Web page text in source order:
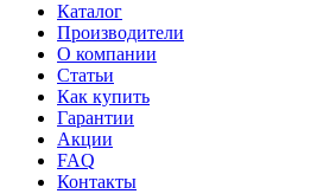
Каталог
Производители
О компании
Статьи
Как купить
Гарантии
Акции
FAQ
Контакты